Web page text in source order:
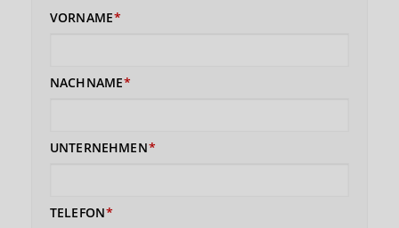
VORNAME
NACHNAME
UNTERNEHMEN
TELEFON